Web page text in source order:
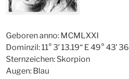
Geboren anno: MCMLXXI
Dominzil: 11° 3′ 13.19“ E 49° 43′
Sternzeichen: Skorpion
Augen: Blau